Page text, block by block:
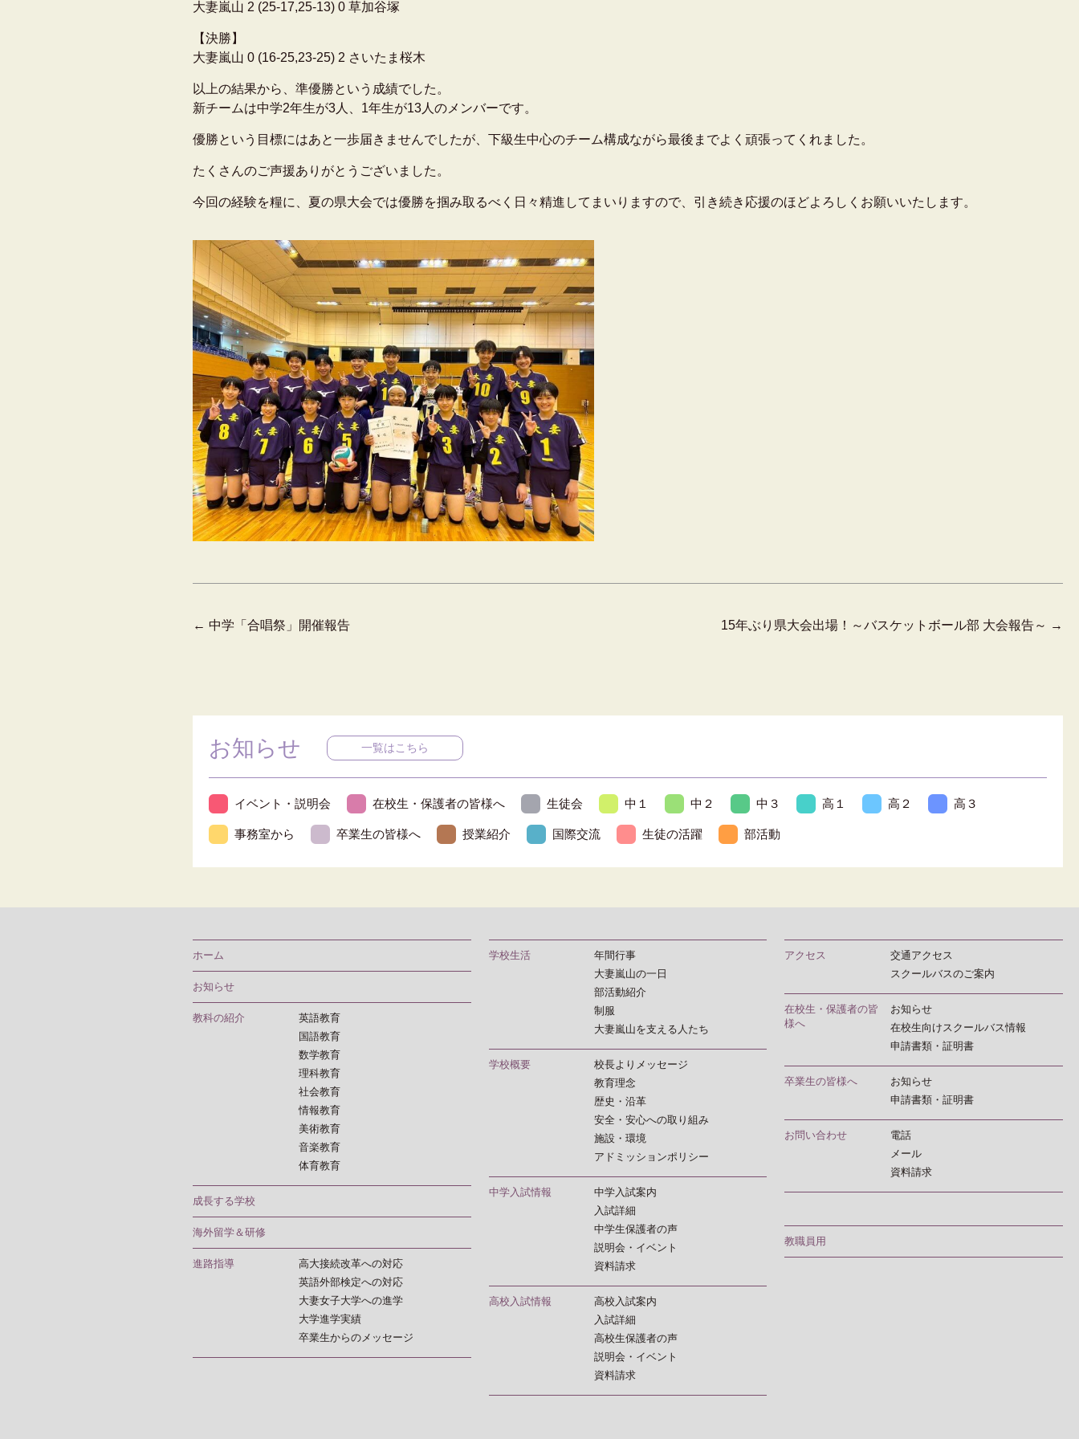
大妻嵐山 2 (25-17,25-13) 0 草加谷塚
【決勝】
大妻嵐山 0 (16-25,23-25) 2 さいたま桜木
以上の結果から、準優勝という成績でした。
新チームは中学2年生が3人、1年生が13人のメンバーです。
優勝という目標にはあと一歩届きませんでしたが、下級生中心のチーム構成ながら最後までよく頑張ってくれました。
たくさんのご声援ありがとうございました。
今回の経験を糧に、夏の県大会では優勝を掴み取るべく日々精進してまいりますので、引き続き応援のほどよろしくお願いいたします。
← 中学「合唱祭」開催報告 15年ぶり県大会出場！～バスケットボール部 大会報告～ →
お知らせ 一覧はこちら
イベント・説明会 在校生・保護者の皆様へ 生徒会 中１ 中２ 中３ 高１ 高２ 高３
事務室から 卒業生の皆様へ 授業紹介 国際交流 生徒の活躍 部活動
ホーム
お知らせ
教科の紹介
英語教育
国語教育
数学教育
理科教育
社会教育
情報教育
美術教育
音楽教育
体育教育
成長する学校
海外留学＆研修
進路指導
高大接続改革への対応
英語外部検定への対応
大妻女子大学への進学
大学進学実績
卒業生からのメッセージ
学校生活
年間行事
大妻嵐山の一日
部活動紹介
制服
大妻嵐山を支える人たち
学校概要
校長よりメッセージ
教育理念
歴史・沿革
安全・安心への取り組み
施設・環境
アドミッションポリシー
中学入試情報
中学入試案内
入試詳細
中学生保護者の声
説明会・イベント
資料請求
高校入試情報
高校入試案内
入試詳細
高校生保護者の声
説明会・イベント
資料請求
アクセス
交通アクセス
スクールバスのご案内
在校生・保護者の皆
様へ
お知らせ
在校生向けスクールバス情報
申請書類・証明書
卒業生の皆様へ
お知らせ
申請書類・証明書
お問い合わせ
電話
メール
資料請求
教職員用